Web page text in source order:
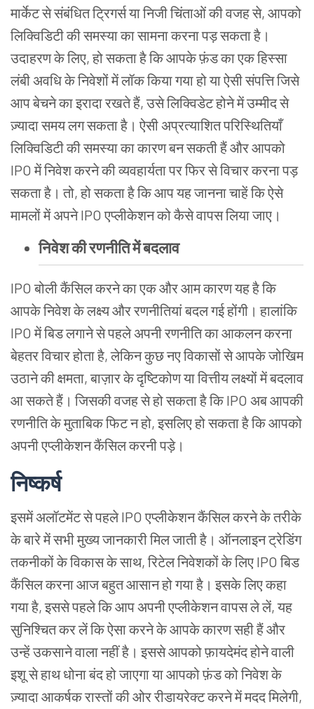
मार्केट से संबंधित ट्रिगर्स या निजी चिंताओं की वजह से, आपको
लिक्विडिटी की समस्या का सामना करना पड़ सकता है।
उदाहरण के लिए, हो सकता है कि आपके फ़ंड का एक हिस्सा
लंबी अवधि के निवेशों में लॉक किया गया हो या ऐसी संपत्ति जिसे
आप बेचने का इरादा रखते हैं, उसे लिक्विडेट होने में उम्मीद से
ज़्यादा समय लग सकता है। ऐसी अप्रत्याशित परिस्थितियाँ
लिक्विडिटी की समस्या का कारण बन सकती हैं और आपको
IPO में निवेश करने की व्यवहार्यता पर फिर से विचार करना पड़
सकता है। तो, हो सकता है कि आप यह जानना चाहें कि ऐसे
मामलों में अपने IPO एप्लीकेशन को कैसे वापस लिया जाए।
निवेश की रणनीति में बदलाव
IPO बोली कैंसिल करने का एक और आम कारण यह है कि
आपके निवेश के लक्ष्य और रणनीतियां बदल गई होंगी। हालांकि
IPO में बिड लगाने से पहले अपनी रणनीति का आकलन करना
बेहतर विचार होता है, लेकिन कुछ नए विकासों से आपके जोखिम
उठाने की क्षमता, बाज़ार के दृष्टिकोण या वित्तीय लक्ष्यों में बदलाव
आ सकते हैं। जिसकी वजह से हो सकता है कि IPO अब आपकी
रणनीति के मुताबिक फिट न हो, इसलिए हो सकता है कि आपको
अपनी एप्लीकेशन कैंसिल करनी पड़े।
निष्कर्ष
इसमें अलॉटमेंट से पहले IPO एप्लीकेशन कैंसिल करने के तरीके
के बारे में सभी मुख्य जानकारी मिल जाती है। ऑनलाइन ट्रेडिंग
तकनीकों के विकास के साथ, रिटेल निवेशकों के लिए IPO बिड
कैंसिल करना आज बहुत आसान हो गया है। इसके लिए कहा
गया है, इससे पहले कि आप अपनी एप्लीकेशन वापस ले लें, यह
सुनिश्चित कर लें कि ऐसा करने के आपके कारण सही हैं और
उन्हें उकसाने वाला नहीं है। इससे आपको फ़ायदेमंद होने वाली
इशू से हाथ धोना बंद हो जाएगा या आपको फ़ंड को निवेश के
ज़्यादा आकर्षक रास्तों की ओर रीडायरेक्ट करने में मदद मिलेगी,